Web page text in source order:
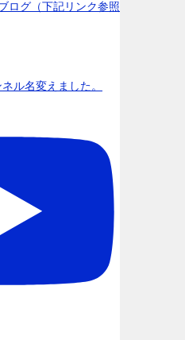
ログ（下記リンク参照
ル名変えました。